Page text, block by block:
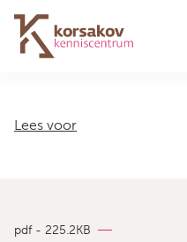
Navigation
Lees voor
pdf - 225.2KB